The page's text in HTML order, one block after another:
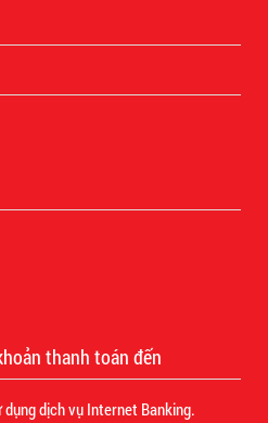
thanh toán đến
dụng dịch vụ Internet Banking.